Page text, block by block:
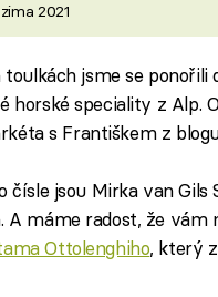
2021
jsme se
horské speciality z Alp.
s Františkem z
jsou Mirka van Gils
A máme radost, že
Ottolenghiho, který